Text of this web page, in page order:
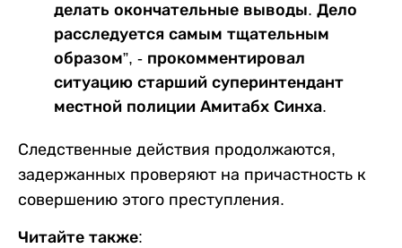
делать окончательные выводы. Дело
расследуется самым тщательным
образом”, - прокомментировал
ситуацию старший суперинтендант
местной полиции Амитабх Синха.
Следственные действия продолжаются,
задержанных проверяют на причастность к
совершению этого преступления.
Читайте также: